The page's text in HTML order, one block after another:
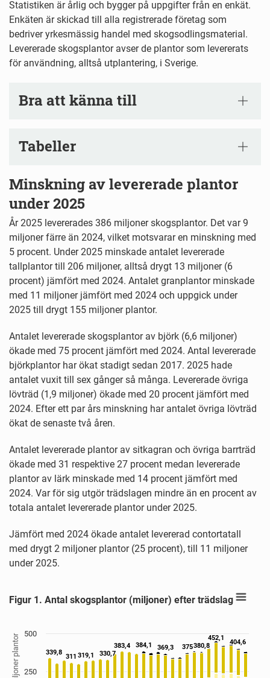
Statistiken är årlig och bygger på uppgifter från en enkät.
Enkäten är skickad till alla registrerade företag som
bedriver yrkesmässig handel med skogsodlingsmaterial.
Levererade skogsplantor avser de plantor som levererats
för användning, alltså utplantering, i Sverige.
Bra att känna till
Tabeller
Minskning av levererade plantor
under 2025
År 2025 levererades 386 miljoner skogsplantor. Det var 9
miljoner färre än 2024, vilket motsvarar en minskning med
5 procent. Under 2025 minskade antalet levererade
tallplantor till 206 miljoner, alltså drygt 13 miljoner (6
procent) jämfört med 2024. Antalet granplantor minskade
med 11 miljoner jämfört med 2024 och uppgick under
2025 till drygt 155 miljoner plantor.
Antalet levererade skogsplantor av björk (6,6 miljoner)
ökade med 75 procent jämfört med 2024. Antal levererade
björkplantor har ökat stadigt sedan 2017. 2025 hade
antalet vuxit till sex gånger så många. Levererade övriga
lövträd (1,9 miljoner) ökade med 20 procent jämfört med
2024. Efter ett par års minskning har antalet övriga lövträd
ökat de senaste två åren.
Antalet levererade plantor av sitkagran och övriga barrträd
ökade med 31 respektive 27 procent medan levererade
plantor av lärk minskade med 14 procent jämfört med
2024. Var för sig utgör trädslagen mindre än en procent av
totala antalet levererade plantor under 2025.
Jämfört med 2024 ökade antalet levererad contortatall
med drygt 2 miljoner plantor (25 procent), till 11 miljoner
under 2025.
Figur 1. Antal skogsplantor (miljoner) efter trädslag
Bar chart with 8 data series.
View as data table, Figur 1. Antal skogsplantor (miljoner) efter trädslag
The chart has 1 X axis displaying År.
The chart has 1 Y axis displaying Miljoner plantor. Data
Miljoner plantor
Figur 1. Antal skogsplantor (miljoner) efter trädslag
339,8
339,8
311
311 319,1
319,1 330,7
330,7
383,4
383,4 384,1
384,1 369,3
369,3 375
375380,8
380,8
452,1
452,1
404,6
404,6
250
500